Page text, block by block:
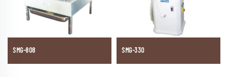
SMG-808 SMG-330